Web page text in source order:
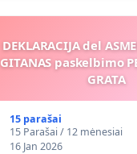
DEKLARACIJA del
GITANAS paskelbimo
GRATA
15 parašai
15 Parašai / 12 mėnesiai
16 Jan 2026